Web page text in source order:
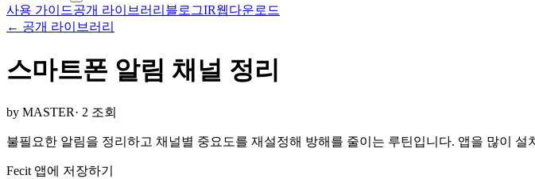
사용 가이드공개 라이브러리 블로그IR웹다운로드
← 공개 라이브러리
스마트폰 알림 채널 정리
by MASTER· 2 조회
불필요한 알림을 정리하고 채널별 중요도를 재설정해 방해를 줄이는 루틴입니다. 앱을 많이
Fecit 앱에 저장하기